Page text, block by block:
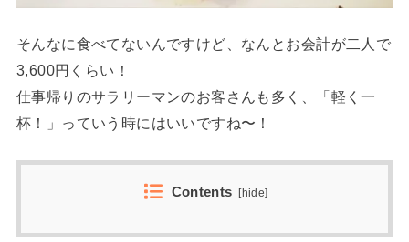
そんなに食べてないんですけど、なんとお会計が二人で
3,600円くらい！
仕事帰りのサラリーマンのお客さんも多く、「軽く一
杯！」っていう時にはいいですね〜！
Contents [hide]